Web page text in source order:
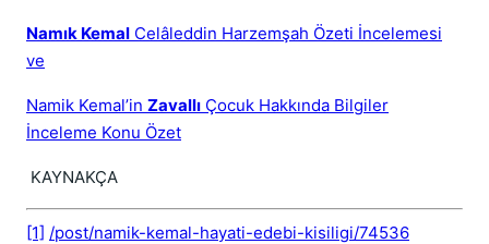
Namık Kemal Celâleddin Harzemşah Özeti İncelemesi
ve
Namik Kemal’in Zavallı Çocuk Hakkında Bilgiler
İnceleme Konu Özet
KAYNAKÇA
[1] /post/namik-kemal-hayati-edebi-kisiligi/74536